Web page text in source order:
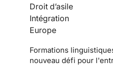
Droit d’asile
Intégration
Europe
Formations
nouveau défi pour